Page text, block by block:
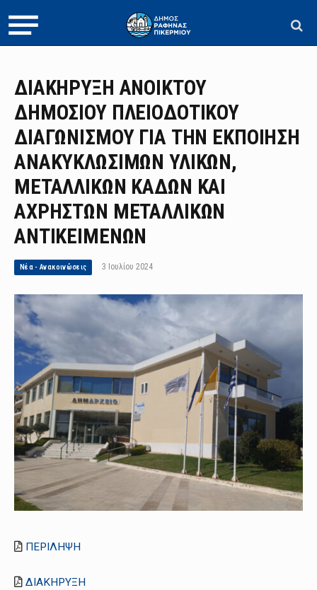
ΔΙΑΚΗΡΥΞΗ ΑΝΟΙΚΤΟΥ
ΔΗΜΟΣΙΟΥ ΠΛΕΙΟΔΟΤΙΚΟΥ
ΔΙΑΓΩΝΙΣΜΟΥ ΓΙΑ ΤΗΝ ΕΚΠΟΙΗΣΗ
ΑΝΑΚΥΚΛΩΣΙΜΩΝ ΥΛΙΚΩΝ,
ΜΕΤΑΛΛΙΚΩΝ ΚΑΔΩΝ ΚΑΙ
ΑΧΡΗΣΤΩΝ ΜΕΤΑΛΛΙΚΩΝ
ΑΝΤΙΚΕΙΜΕΝΩΝ
Νέα - Ανακοινώσεις 3 Ιουλίου 2024
ΠΕΡΙΛΗΨΗ
ΔΙΑΚΗΡΥΞΗ